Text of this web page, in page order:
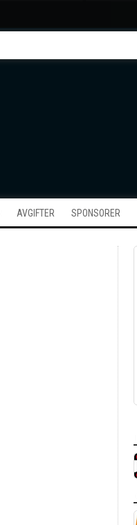
AVGIFTER SPONSORER